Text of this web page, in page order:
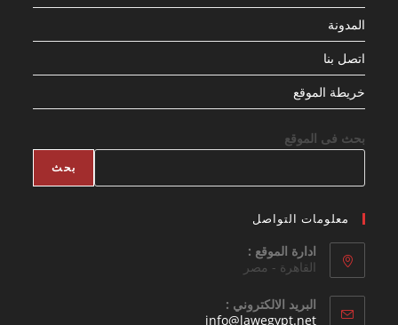
المدونة
اتصل بنا
خريطة الموقع
بحث فى الموقع
بحث
معلومات التواصل
ادارة الموقع :
القاهرة - مصر
البريد الالكتروني :
info@lawegypt.net